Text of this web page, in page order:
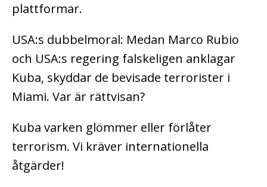
plattformar.
USA:s dubbelmoral: Medan Marco Rubio
och USA:s regering falskeligen anklagar
Kuba, skyddar de bevisade terrorister i
Miami. Var är rättvisan?
Kuba varken glömmer eller förlåter
terrorism. Vi kräver internationella
åtgärder!